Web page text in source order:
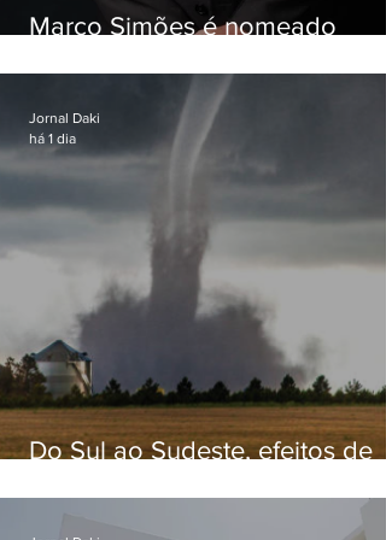
Marco Simões é nomeado
Do Sul ao Sudeste, efeitos de
apreensão na população
Jornal Daki
há 1 dia